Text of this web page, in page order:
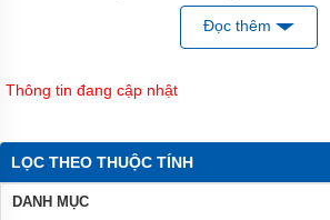
tử
tăng
áp
cơ
Nếu bạn chưa nhìn thấy sản phẩm mà mình
đến
email [email protected]
Catalog Lepono AJm/XJWm 370 - 750w
Catalog Lepono AJm/XJWm 1.1 - 1.5 kw
Đọc thêm
Thông tin đang cập nhật
LỌC THEO THUỘC TÍNH
DANH MỤC